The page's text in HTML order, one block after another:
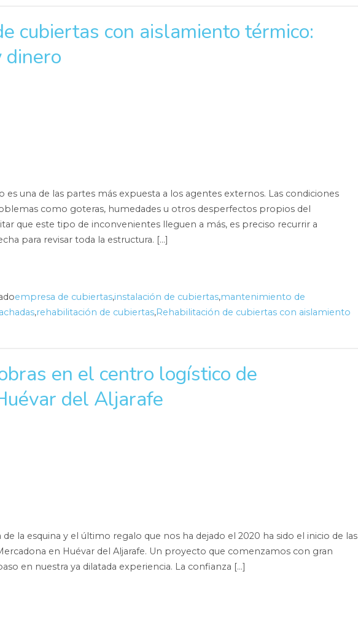
cubiertas con aislamiento térmico:
dinero
es una de las partes más expuesta a los agentes externos. Las condiciones
como goteras, humedades u otros desperfectos propios del
que este tipo de inconvenientes lleguen a más, es preciso recurrir a
para revisar toda la estructura. […]
empresa de cubiertas,instalación de cubiertas,mantenimiento de
,rehabilitación de cubiertas,Rehabilitación de cubiertas con aislamiento
en el centro logístico de
del Aljarafe
de la esquina y el último regalo que nos ha dejado el 2020 ha sido el inicio de las
en Huévar del Aljarafe. Un proyecto que comenzamos con gran
en nuestra ya dilatada experiencia. La confianza […]